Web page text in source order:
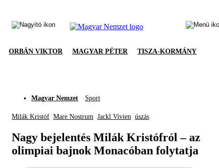
ORBÁN VIKTOR MAGYAR PÉTER TISZA-KORMÁNY
Magyar Nemzet Sport
Milák Kristóf Mare Nostrum Jackl Vivien úszás
Nagy bejelentés Milák Kristófról – az
olimpiai bajnok Monacóban folytatja